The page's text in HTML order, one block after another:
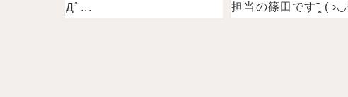
Дﾟ...
担当の篠田ですˉ̞̭ (